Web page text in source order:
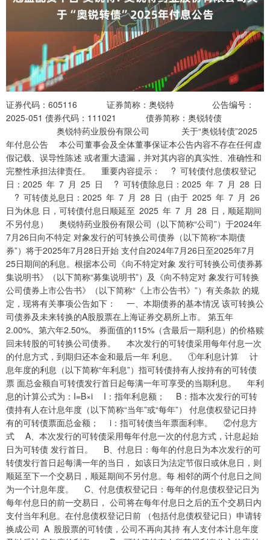
证券代码：605116 证券简称：奥锐特 公告编号：
2025-051 债券代码：111021 债券简称：奥锐转债
奥锐特药业股份有限公司 关于“奥锐转债”2025
年付息公告 本公司董事会及全体董事保证本公告内容不存在任何虚
假记载、误导性陈述 或者重大遗漏，并对其内容的真实性、准确性和
完整性承担法律责任。 重要内容提示： ? 可转债付息债权登记
日：2025 年 7 月 25 日 ? 可转债除息日：2025 年 7 月 28 日
? 可转债兑息日：2025 年 7 月 28 日（由于 2025 年 7 月 26
日为休息 日，可转债付息日顺延至 2025 年 7 月 28 日，顺延期间
不另付息） 奥锐特药业股份有限公司（以下简称“公司”）于2024年
7月26日向不特定 对象发行的可转换公司债券（以下简称“本期债
券”）将于2025年7月28日开始 支付自2024年7月26日至2025年7月
25日期间的利息。根据本公司《向不特定对象 发行可转换公司债券募
集说明书》（以下简称“募集说明书”）及《向不特定对 象发行可转换
公司债券上市公告书》（以下简称“《上市公告书》”）有关条款 的规
定，现将有关事项公告如下： 一、本期债券的基本情况 该可转换公
司债券及未来转换的A股股票在上海证券交易所上市。 第五年
2.00%、第六年2.50%。 券面值的115%（含最后一期利息）的价格赎
回未转股的可转换公司债券。 本次发行的可转债采用每年付息一次
的付息方式，到期归还本金和最后一年 利息。 ①年利息计算 计
息年度的利息（以下简称“年利息”）指可转债持有人按持有的可转债
票 面总金额自可转债发行首日起每满一年可享受的当期利息。 年利
息的计算公式为：I=B×i I：指年利息额； B：指本次发行的可转
债持有人在计息年度（以下简称“当年”或“每年”） 付息债权登记日持
有的可转债票面总金额； i：指可转债当年票面利率。 ②付息方
式 A、本次发行的可转债采用每年付息一次的付息方式，计息起始
日为可转债 发行首日。 B、付息日：每年的付息日为本次发行的可
转债发行首日起每满一年的当日， 如该日为法定节假日或休息日，则
顺延至下一个交易日，顺延期间不另付息。每 相邻的两个付息日之间
为一个计息年度。 C、付息债权登记日：每年的付息债权登记日为
每年付息日的前一交易日， 公司将在每年付息日之后的五个交易日内
支付当年利息。在付息债权登记日前 （包括付息债权登记日）申请转
换成公司 A 股股票的可转债，公司不再向其持 有人支付本计息年度